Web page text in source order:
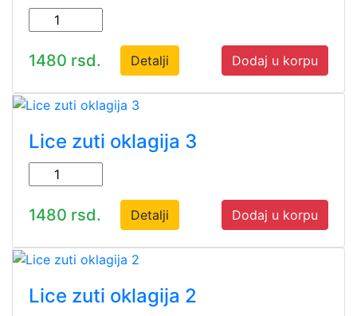
1480 rsd. Detalji Dodaj u korpu
Lice zuti oklagija 3
1480 rsd. Detalji Dodaj u korpu
Lice zuti oklagija 2